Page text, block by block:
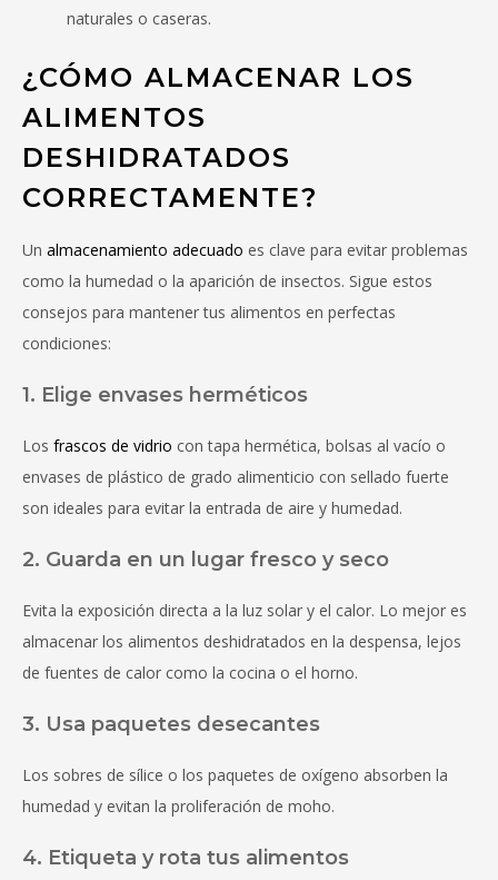
naturales o caseras.
¿CÓMO ALMACENAR LOS
ALIMENTOS
DESHIDRATADOS
CORRECTAMENTE?
Un almacenamiento adecuado es clave para evitar problemas
como la humedad o la aparición de insectos. Sigue estos
consejos para mantener tus alimentos en perfectas
condiciones:
1. Elige envases herméticos
Los frascos de vidrio con tapa hermética, bolsas al vacío o
envases de plástico de grado alimenticio con sellado fuerte
son ideales para evitar la entrada de aire y humedad.
2. Guarda en un lugar fresco y seco
Evita la exposición directa a la luz solar y el calor. Lo mejor es
almacenar los alimentos deshidratados en la despensa, lejos
de fuentes de calor como la cocina o el horno.
3. Usa paquetes desecantes
Los sobres de sílice o los paquetes de oxígeno absorben la
humedad y evitan la proliferación de moho.
4. Etiqueta y rota tus alimentos